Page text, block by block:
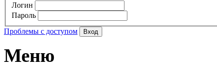
Логин
Пароль
Проблемы с доступом
Меню